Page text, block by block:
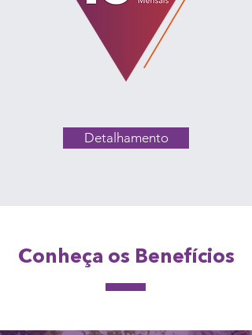
Detalhamento
Conheça os Benefícios